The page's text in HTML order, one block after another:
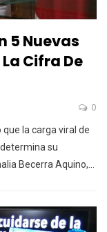
5 Nuevas
Cifra De
0
que la carga viral de
su
Becerra Aquino,…